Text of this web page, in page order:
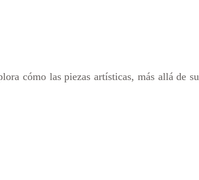
cómo las piezas artísticas, más allá de su